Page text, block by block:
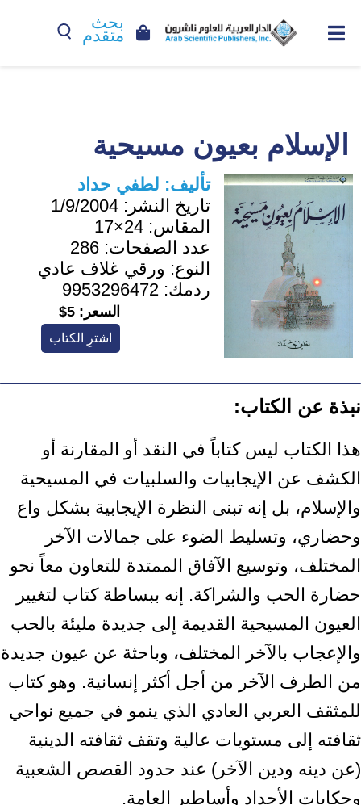
بحث
متقدم
الإسلام بعيون مسيحية
تأليف: لطفي حداد
تاريخ النشر: 1/9/2004
المقاس: 24×17
عدد الصفحات: 286
النوع: ورقي غلاف عادي
ردمك: 9953296472
السعر: 5$
اشترِ الكتاب
نبذة عن الكتاب:
هذا الكتاب ليس كتاباً في النقد أو المقارنة أو
الكشف عن الإيجابيات والسلبيات في المسيحية
والإسلام، بل إنه تبنى النظرة الإيجابية بشكل واع
وحضاري، وتسليط الضوء على جمالات الآخر
المختلف، وتوسيع الآفاق الممتدة للتعاون معاً نحو
حضارة الحب والشراكة. إنه ببساطة كتاب لتغيير
العيون المسيحية القديمة إلى جديدة مليئة بالحب
والإعجاب بالآخر المختلف، وباحثة عن عيون جديدة
من الطرف الآخر من أجل أكثر إنسانية. وهو كتاب
للمثقف العربي العادي الذي ينمو في جميع نواحي
ثقافته إلى مستويات عالية وتقف ثقافته الدينية
(عن دينه ودين الآخر) عند حدود القصص الشعبية
وحكايات الأجداد وأساطير العامة.